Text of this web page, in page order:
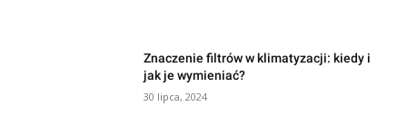
Znaczenie filtrów w klimatyzacji: kiedy i
jak je wymieniać?
30 lipca, 2024